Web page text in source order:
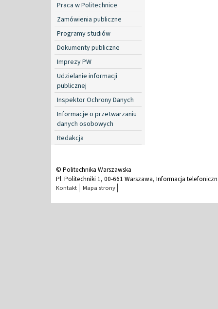
Praca w Politechnice
Zamówienia publiczne
Programy studiów
Dokumenty publiczne
Imprezy PW
Udzielanie informacji
publicznej
Inspektor Ochrony Danych
Informacje o przetwarzaniu
danych osobowych
Redakcja
© Politechnika Warszawska
Pl. Politechniki 1, 00-661 Warszawa, Informacja
Kontakt Mapa strony